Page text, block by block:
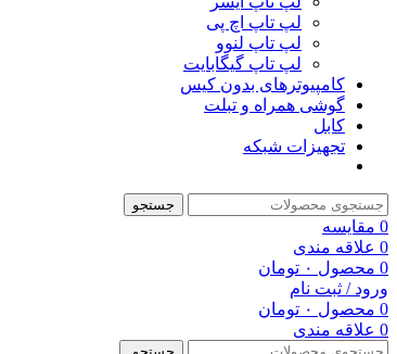
لپ تاپ اچ پی
لپ تاپ لنوو
لپ تاپ گیگابایت
کامپیوترهای بدون کیس
گوشی همراه و تبلت
کابل
تجهیزات شبکه
جستجو
0 مقایسه
0 علاقه مندی
0 محصول ۰ تومان
ورود / ثبت نام
0 محصول ۰ تومان
0 علاقه مندی